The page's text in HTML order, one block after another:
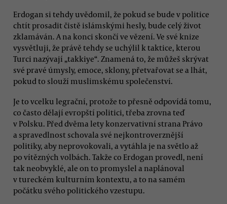
Erdogan si tehdy uvědomil, že pokud se bude v politice
chtít prosadit čistě islámskými hesly, bude celý život
zklamáván. A na konci skončí ve vězení. Ve své knize
vysvětluji, že právě tehdy se uchýlil k taktice, kterou
Turci nazývají „takkiye“. Znamená to, že můžeš skrývat
své pravé úmysly, emoce, sklony, přetvařovat se a lhát,
pokud to slouží muslimskému společenství.
Je to vcelku legrační, protože to přesně odpovídá tomu,
co často dělají evropští politici, třeba zrovna teď
v Polsku. Před dvěma lety konzervativní strana Právo
a spravedlnost schovala své nejkontroverznější
politiky, aby neprovokovali, a vytáhla je na světlo až
po vítězných volbách. Takže co Erdogan provedl, není
tak neobvyklé, ale on to promyslel a naplánoval
v tureckém kulturním kontextu, a to na samém
počátku svého politického vzestupu.